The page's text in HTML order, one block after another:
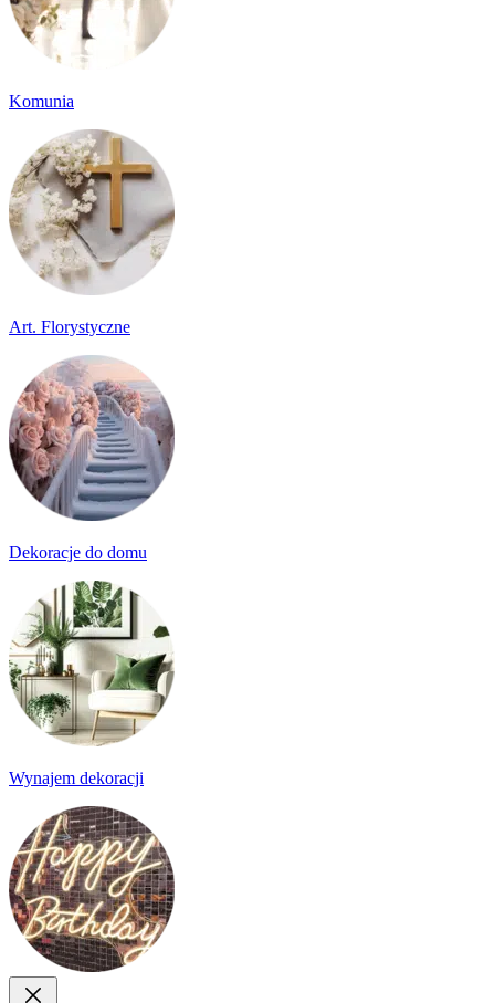
Komunia
Art. Florystyczne
Dekoracje do domu
Wynajem dekoracji